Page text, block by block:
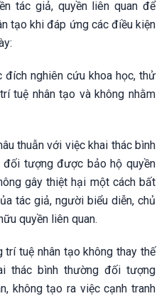
tác giả, quyền liên quan để
tạo khi đáp ứng các điều kiện
nghiên cứu khoa học, thử
tuệ nhân tạo và không nhằm
thuẫn với việc khai thác bình
tượng được bảo hộ quyền
gây thiệt hại một cách bất
tác giả, người biểu diễn, chủ
quyền liên quan.
tuệ nhân tạo không thay thế
thác bình thường đối tượng
không tạo ra việc cạnh tranh